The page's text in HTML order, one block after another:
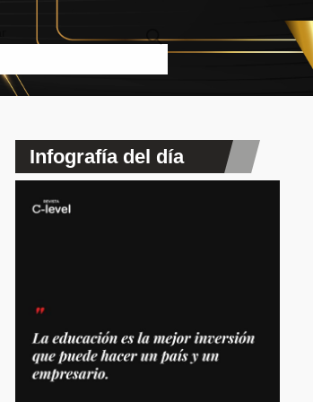
Infografía del día